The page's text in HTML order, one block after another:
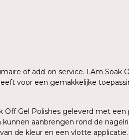
of add-on service. I.Am
voor een gemakkelijke
Gel Polishes geleverd met
aanbrengen rond de
de kleur en een vlotte applicatie.